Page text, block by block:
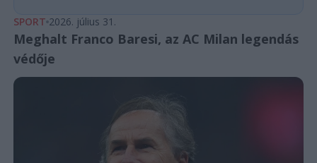
SPORT 2026. július 31.
Meghalt Franco Baresi, az AC Milan legendás
védője